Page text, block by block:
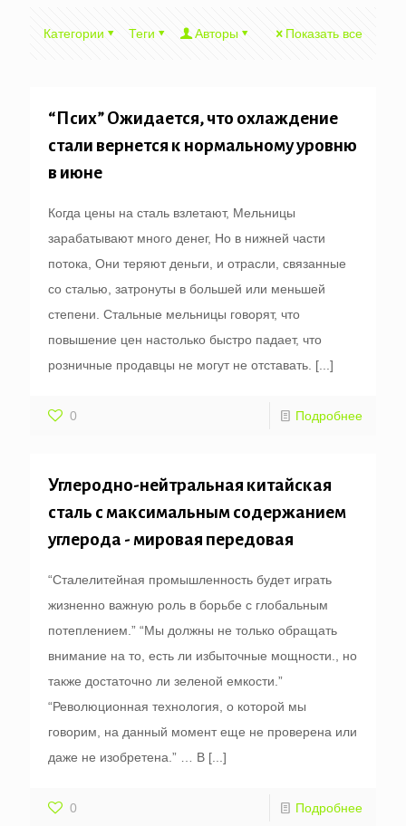
Категории Теги Авторы Показать все
“Псих” Ожидается, что охлаждение
стали вернется к нормальному уровню
в июне
Когда цены на сталь взлетают, Мельницы
зарабатывают много денег, Но в нижней части
потока, Они теряют деньги, и отрасли, связанные
со сталью, затронуты в большей или меньшей
степени. Стальные мельницы говорят, что
повышение цен настолько быстро падает, что
розничные продавцы не могут не отставать. [...]
0 Подробнее
Углеродно-нейтральная китайская
сталь с максимальным содержанием
углерода - мировая передовая
“Сталелитейная промышленность будет играть
жизненно важную роль в борьбе с глобальным
потеплением.” “Мы должны не только обращать
внимание на то, есть ли избыточные мощности., но
также достаточно ли зеленой емкости.”
“Революционная технология, о которой мы
говорим, на данный момент еще не проверена или
даже не изобретена.” … В [...]
0 Подробнее